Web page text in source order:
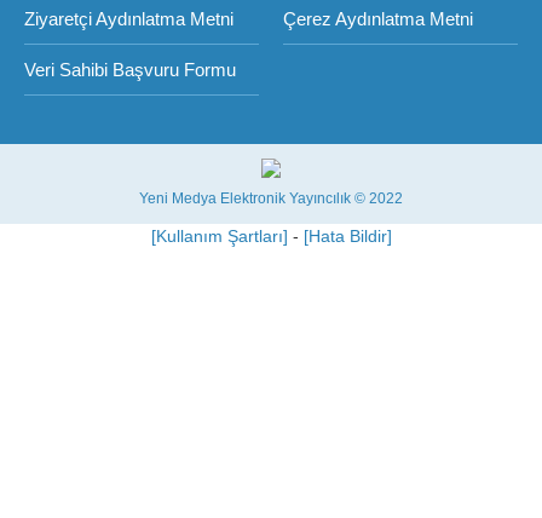
Ziyaretçi Aydınlatma Metni Çerez Aydınlatma Metni
Veri Sahibi Başvuru Formu
Yeni Medya Elektronik Yayıncılık © 2022
[Kullanım Şartları] - [Hata Bildir]